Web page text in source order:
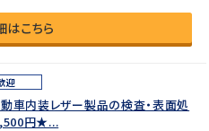
はこちら
迎
車内装レザー製品の検査・表面処
円★...